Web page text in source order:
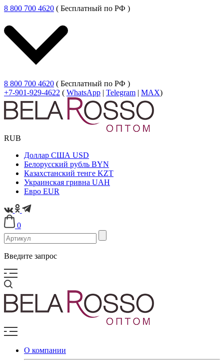
8 800 700 4620 ( Бесплатный по РФ )
8 800 700 4620 ( Бесплатный по РФ )
+7-901-929-4622 ( WhatsApp | Telegram | MAX)
RUB
Доллар США USD
Белорусский рубль BYN
Казахстанский тенге KZT
Украинская гривна UAH
Евро EUR
0
Введите запрос
О компании